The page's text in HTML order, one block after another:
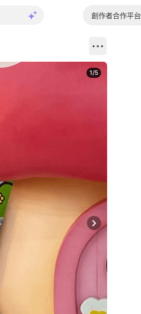
創作者合作平台
Next slide
1/5